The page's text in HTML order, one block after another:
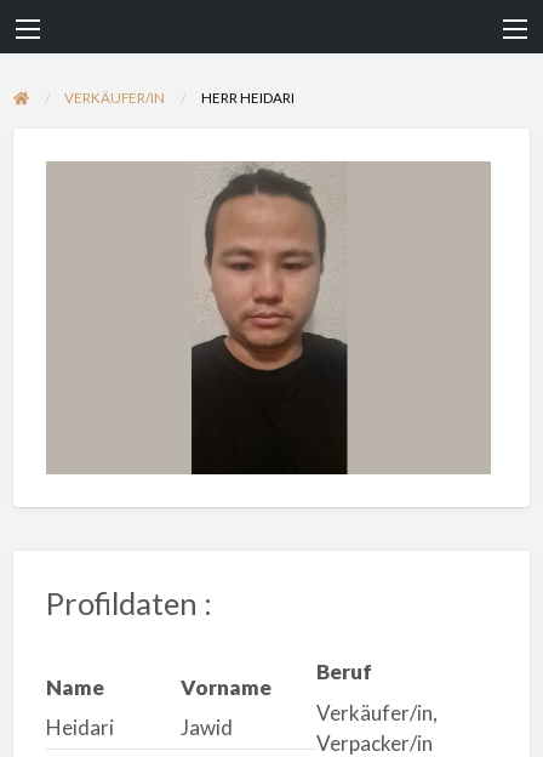
VERKÄUFER/IN HERR HEIDARI
Profildaten :
Name
Heidari
Vorname
Jawid
Beruf
Verkäufer/in,
Verpacker/in